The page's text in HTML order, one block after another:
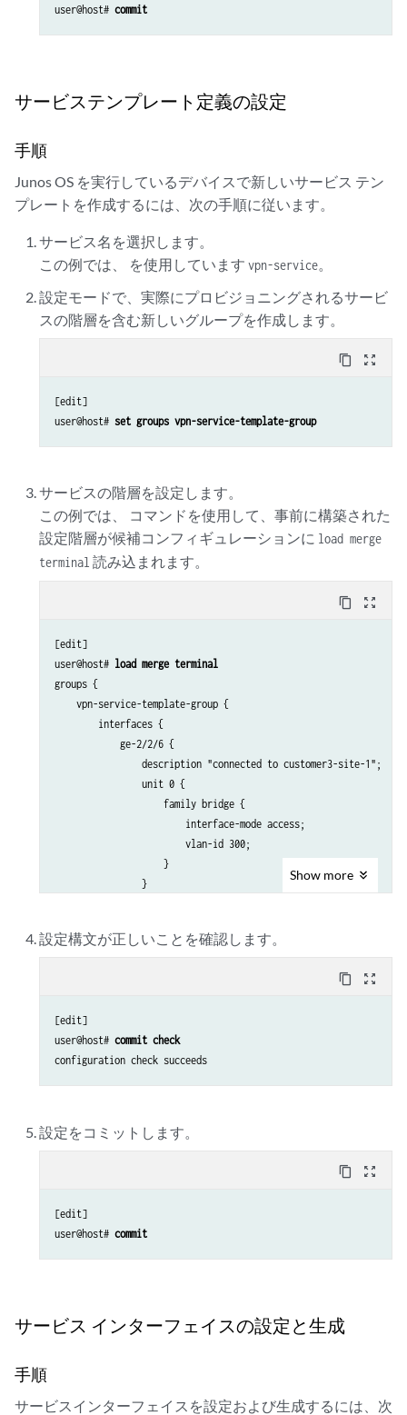
user@host# commit
サービステンプレート定義の設定
手順
Junos OS を実行しているデバイスで新しいサービス テン
プレートを作成するには、次の手順に従います。
サービス名を選択します。
この例では、 を使用していますvpn-service。
設定モードで、実際にプロビジョニングされるサービ
スの階層を含む新しいグループを作成します。
content_copy zoom_out_map
[edit]
user@host# set groups vpn-service-template-group
サービスの階層を設定します。
この例では、 コマンドを使用して、事前に構築された
設定階層が候補コンフィギュレーションに load merge
terminal 読み込まれます。
content_copy zoom_out_map
[edit]
user@host# load merge terminal
groups {
    vpn-service-template-group {
        interfaces {
            ge-2/2/6 {
                description "connected to customer3-site-1";
                unit 0 {
                    family bridge {
                        interface-mode access;
                        vlan-id 300;
                    }
                }
        protocols {
            mvrp {
                interface ge-2/3/0;
            }
        }
            bd {
                vlan-id-list 100;
Show more
設定構文が正しいことを確認します。
content_copy zoom_out_map
[edit]
user@host# commit check
設定をコミットします。
content_copy zoom_out_map
[edit]
user@host# commit
サービス インターフェイスの設定と生成
手順
サービスインターフェイスを設定および生成するには、次